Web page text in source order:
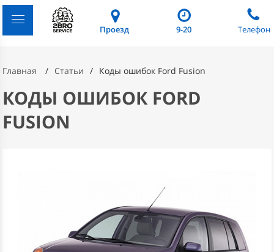
Проезд 9-20 Телефон
Главная Статьи Коды ошибок Ford Fusion
КОДЫ ОШИБОК FORD
FUSION